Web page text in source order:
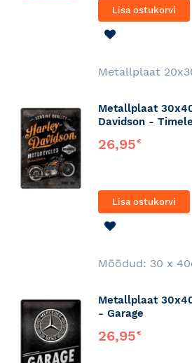
Lisa ostukorvi
Metallplaat
Metallplaat
Davidson -
26,95€
Lisa ostukorvi
Mõõdud: 30 x
Metallplaat
- Garage
26,95€